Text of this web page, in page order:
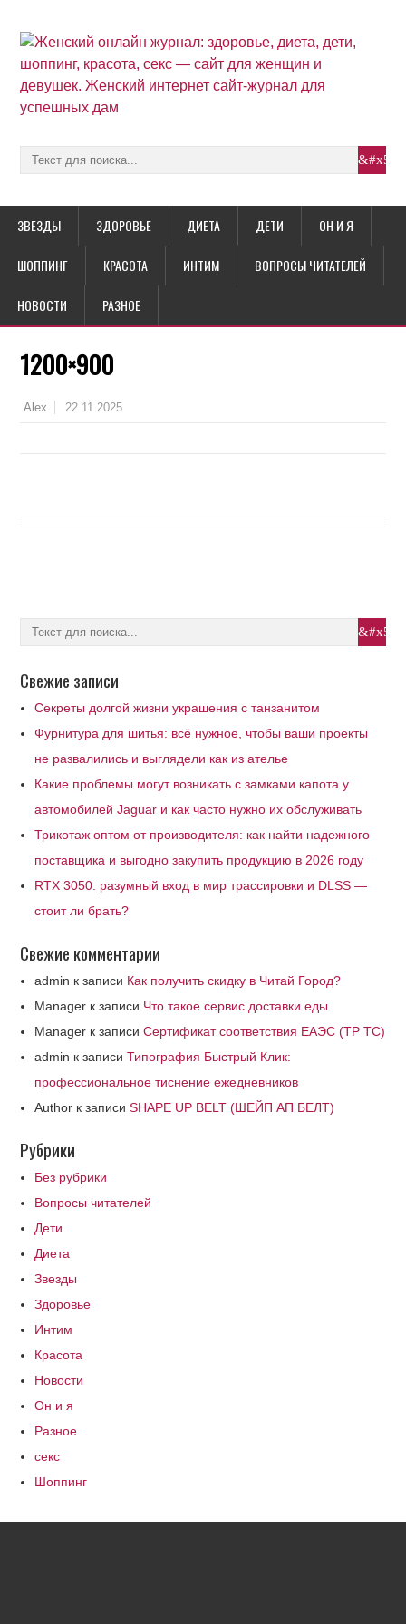
ЗВЕЗДЫ ЗДОРОВЬЕ ДИЕТА ДЕТИ ОН И Я
ШОППИНГ КРАСОТА ИНТИМ ВОПРОСЫ ЧИТАТЕЛЕЙ
НОВОСТИ РАЗНОЕ
1200×900
Alex 22.11.2025
Свежие записи
Секреты долгой жизни украшения с танзанитом
Фурнитура для шитья: всё нужное, чтобы ваши проекты
не развалились и выглядели как из ателье
Какие проблемы могут возникать с замками капота у
автомобилей Jaguar и как часто нужно их обслуживать
Трикотаж оптом от производителя: как найти надежного
поставщика и выгодно закупить продукцию в 2026 году
RTX 3050: разумный вход в мир трассировки и DLSS —
стоит ли брать?
Свежие комментарии
admin к записи Как получить скидку в Читай Город?
Manager к записи Что такое сервис доставки еды
Manager к записиСертификат соответствия ЕАЭС (ТР ТС)
admin к записиТипография Быстрый Клик:
профессиональное тиснение ежедневников
Author к записиSHAPE UP BELT (ШЕЙП АП БЕЛТ)
Рубрики
Без рубрики
Вопросы читателей
Дети
Диета
Звезды
Здоровье
Интим
Красота
Новости
Он и я
Разное
секс
Шоппинг